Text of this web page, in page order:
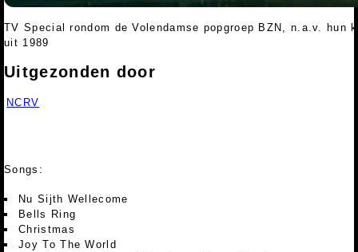
TV Special rondom de Volendamse popgroep BZN, n.a.v. hun
uit 1989
Uitgezonden door
NCRV
Songs:
Nu Sijth Wellecome
Bells Ring
Christmas
Joy To The World